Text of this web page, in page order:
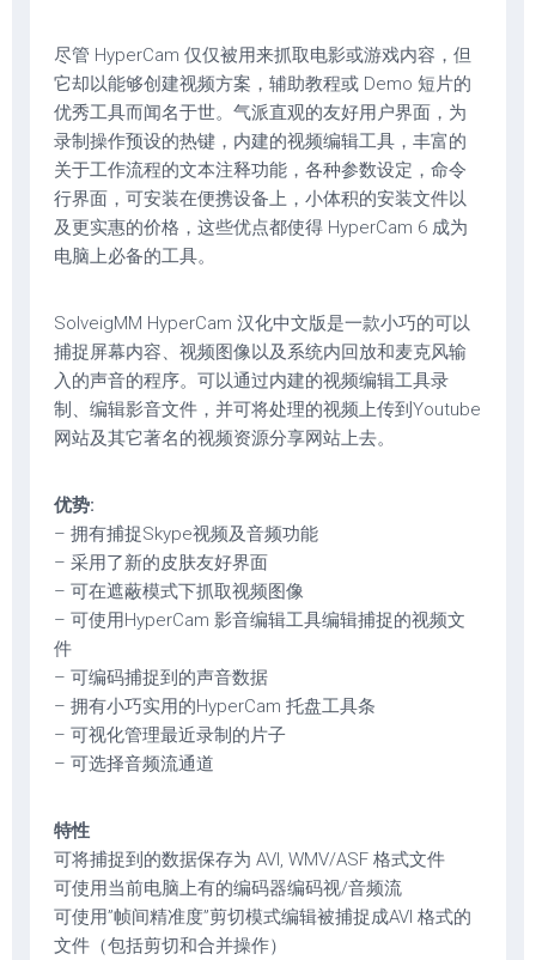
尽管 HyperCam 仅仅被用来抓取电影或游戏内容，但
它却以能够创建视频方案，辅助教程或 Demo 短片的
优秀工具而闻名于世。气派直观的友好用户界面，为
录制操作预设的热键，内建的视频编辑工具，丰富的
关于工作流程的文本注释功能，各种参数设定，命令
行界面，可安装在便携设备上，小体积的安装文件以
及更实惠的价格，这些优点都使得 HyperCam 6 成为
电脑上必备的工具。
SolveigMM HyperCam 汉化中文版是一款小巧的可以
捕捉屏幕内容、视频图像以及系统内回放和麦克风输
入的声音的程序。可以通过内建的视频编辑工具录
制、编辑影音文件，并可将处理的视频上传到Youtube
网站及其它著名的视频资源分享网站上去。
优势:
– 拥有捕捉Skype视频及音频功能
– 采用了新的皮肤友好界面
– 可在遮蔽模式下抓取视频图像
– 可使用HyperCam 影音编辑工具编辑捕捉的视频文
件
– 可编码捕捉到的声音数据
– 拥有小巧实用的HyperCam 托盘工具条
– 可视化管理最近录制的片子
– 可选择音频流通道
特性
可将捕捉到的数据保存为 AVI, WMV/ASF 格式文件
可使用当前电脑上有的编码器编码视/音频流
可使用”帧间精准度”剪切模式编辑被捕捉成AVI 格式的
文件（包括剪切和合并操作）